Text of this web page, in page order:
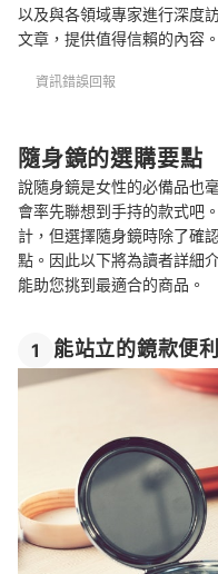
以及與各領域專家進行深度
文章，提供值得信賴的內容。
資訊錯誤回報
隨身鏡的選購要點
說隨身鏡是女性的必備品也
會率先聯想到手持的款式吧
計，但選擇隨身鏡時除了確
點。因此以下將為讀者詳細
能助您挑到最適合的商品。
1 能站立的鏡款便